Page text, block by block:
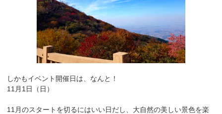
しかもイベント開催日は、なんと！
11月1日（日）
11月のスタートを切るにはいい日だし、大自然の美しい景色を楽